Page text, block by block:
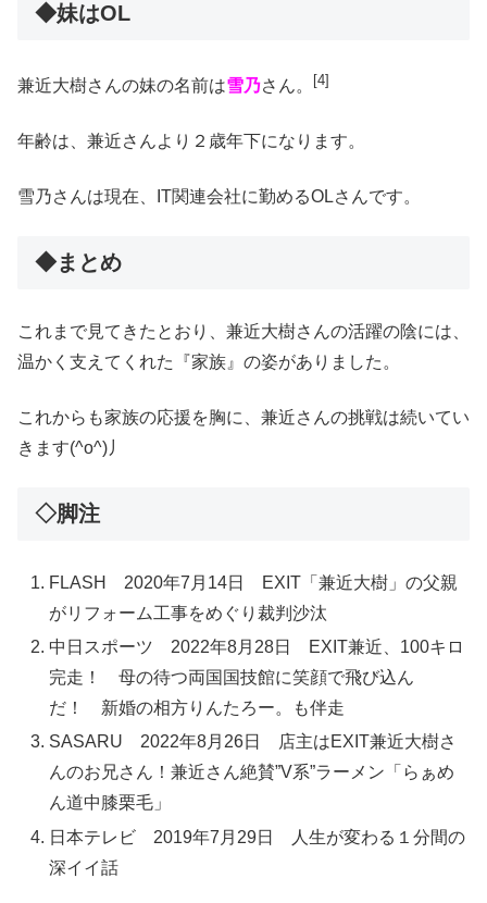
◆妹はOL
兼近大樹さんの妹の名前は雪乃さん。 [4]
年齢は、兼近さんより２歳年下になります。
雪乃さんは現在、IT関連会社に勤めるOLさんです。
◆まとめ
これまで見てきたとおり、兼近大樹さんの活躍の陰には、
温かく支えてくれた『家族』の姿がありました。
これからも家族の応援を胸に、兼近さんの挑戦は続いてい
きます(^o^)丿
◇脚注
FLASH 2020年7月14日 EXIT「兼近大樹」の父親
がリフォーム工事をめぐり裁判沙汰
中日スポーツ 2022年8月28日 EXIT兼近、100キロ
完走！ 母の待つ両国国技館に笑顔で飛び込ん
だ！ 新婚の相方りんたろー。も伴走
SASARU 2022年8月26日 店主はEXIT兼近大樹さ
んのお兄さん！兼近さん絶賛”V系”ラーメン「らぁめ
ん道中膝栗毛」
日本テレビ 2019年7月29日 人生が変わる１分間の
深イイ話